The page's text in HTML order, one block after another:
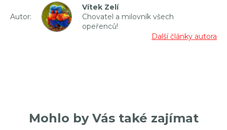
Autor:
Vítek Zelí
Chovatel a milovník všech
opeřenců!
Další články autora
Mohlo by Vás také zajímat